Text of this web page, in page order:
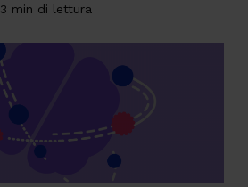
3 min di lettura